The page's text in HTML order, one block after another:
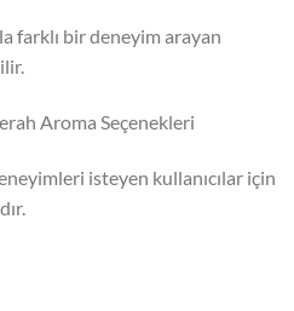
farklı bir deneyim arayan
Aroma Seçenekleri
isteyen kullanıcılar için